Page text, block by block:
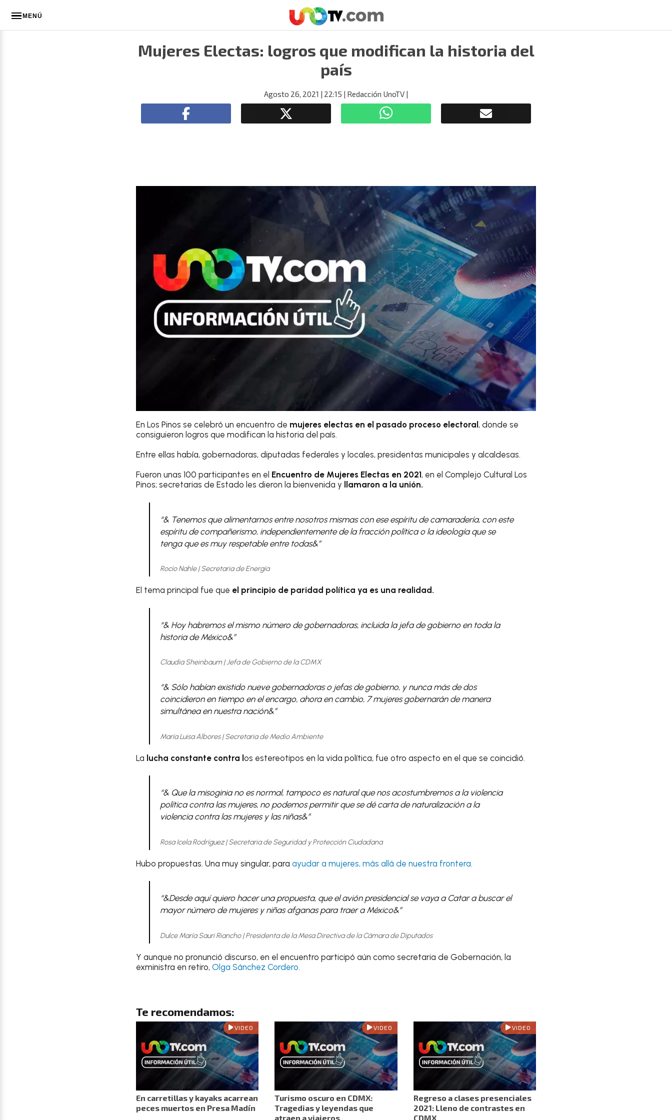
MENÚ
Mujeres Electas: logros que modifican la historia del
país
Agosto 26, 2021 | 22:15 | Redacción UnoTV |
En Los Pinos se celebró un encuentro de mujeres electas en el pasado proceso electoral , donde se
consiguieron logros que modifican la historia del país.
Entre ellas había, gobernadoras, diputadas federales y locales, presidentas municipales y alcaldesas.
Fueron unas 100 participantes en el Encuentro de Mujeres Electas en 2021, en el Complejo Cultural Los
Pinos; secretarias de Estado les dieron la bienvenida y llamaron a la unión.
“& Tenemos que alimentarnos entre nosotros mismas con ese espíritu de camaradería, con este
espíritu de compañerismo, independientemente de la fracción política o la ideología que se
tenga que es muy respetable entre todas&”
Rocío Nahle | Secretaria de Energía
El tema principal fue que el principio de paridad política ya es una realidad.
“& Hoy habremos el mismo número de gobernadoras, incluida la jefa de gobierno en toda la
historia de México&”
Claudia Sheinbaum | Jefa de Gobierno de la CDMX
“& Sólo habían existido nueve gobernadoras o jefas de gobierno, y nunca más de dos
coincidieron en tiempo en el encargo, ahora en cambio, 7 mujeres gobernarán de manera
simultánea en nuestra nación&”
María Luisa Albores | Secretaria de Medio Ambiente
La lucha constante contra los estereotipos en la vida política, fue otro aspecto en el que se coincidió.
“& Que la misoginia no es normal, tampoco es natural que nos acostumbremos a la violencia
política contra las mujeres, no podemos permitir que se dé carta de naturalización a la
violencia contra las mujeres y las niñas&”
Rosa Icela Rodríguez | Secretaria de Seguridad y Protección Ciudadana
Hubo propuestas. Una muy singular, para ayudar a mujeres, más allá de nuestra frontera.
“&Desde aquí quiero hacer una propuesta, que el avión presidencial se vaya a Catar a buscar el
mayor número de mujeres y niñas afganas para traer a México&”
Dulce María Sauri Riancho | Presidenta de la Mesa Directiva de la Cámara de Diputados
Y aunque no pronunció discurso, en el encuentro participó aún como secretaria de Gobernación, la
exministra en retiro, Olga Sánchez Cordero.
Te recomendamos:
VIDEO
En carretillas y kayaks acarrean
peces muertos en Presa Madín
VIDEO
Turismo oscuro en CDMX:
Tragedias y leyendas que
atraen a viajeros
VIDEO
Regreso a clases presenciales
2021: Lleno de contrastes en
CDMX